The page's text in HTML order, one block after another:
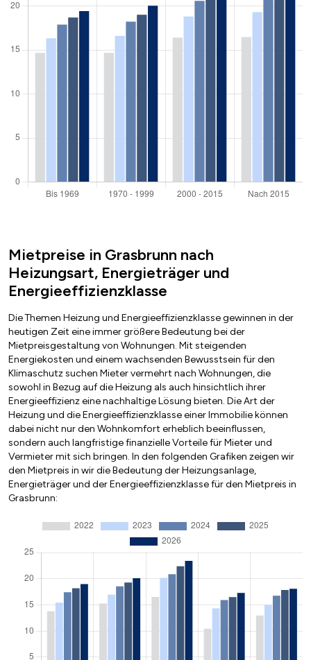
Mietpreise in Grasbrunn nach
Heizungsart, Energieträger und
Energieeffizienzklasse
Die Themen Heizung und Energieeffizienzklasse gewinnen in der
heutigen Zeit eine immer größere Bedeutung bei der
Mietpreisgestaltung von Wohnungen. Mit steigenden
Energiekosten und einem wachsenden Bewusstsein für den
Klimaschutz suchen Mieter vermehrt nach Wohnungen, die
sowohl in Bezug auf die Heizung als auch hinsichtlich ihrer
Energieeffizienz eine nachhaltige Lösung bieten. Die Art der
Heizung und die Energieeffizienzklasse einer Immobilie können
dabei nicht nur den Wohnkomfort erheblich beeinflussen,
sondern auch langfristige finanzielle Vorteile für Mieter und
Vermieter mit sich bringen. In den folgenden Grafiken zeigen wir
den Mietpreis in wir die Bedeutung der Heizungsanlage,
Energieträger und der Energieeffizienzklasse für den Mietpreis in
Grasbrunn: